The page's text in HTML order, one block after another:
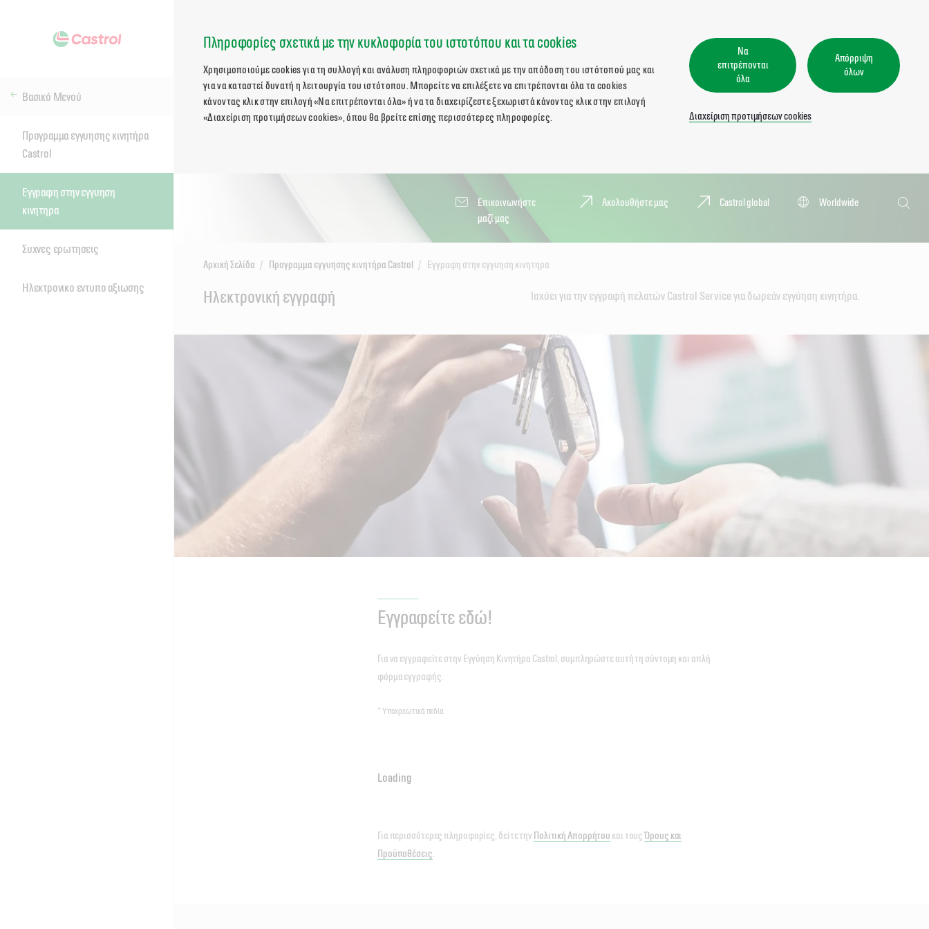
Πληροφορίες σχετικά με την κυκλοφορία του ιστοτόπου και τα cookies
Χρησιμοποιούμε cookies για τη συλλογή και ανάλυση πληροφοριών σχετικά με την απόδοση του ιστότοπού μας και
για να καταστεί δυνατή η λειτουργία του ιστότοπου. Μπορείτε να επιλέξετε να επιτρέπονται όλα τα cookies
κάνοντας κλικ στην επιλογή «Να επιτρέπονται όλα» ή να τα διαχειρίζεστε ξεχωριστά κάνοντας κλικ στην επιλογή
«Διαχείριση προτιμήσεων cookies», όπου θα βρείτε επίσης περισσότερες πληροφορίες.
Να
επιτρέπονται
όλα
Απόρριψη
όλων
Διαχείριση προτιμήσεων cookies
Επικοινωνήστε
μαζί μας
Ακολουθήστε μας Castrol global
Worldwide
Βασικό Μενού
Προγραμμα εγγυησης κινητήρα
Castrol
Εγγραφη στην εγγυηση
κινητηρα
Συχνες ερωτησεις
Ηλεκτρονικο εντυπο αξιωσης
Αρχική Σελίδα Προγραμμα εγγυησης κινητήρα Castrol Εγγραφη στην εγγυηση κινητηρα
Ηλεκτρονική εγγραφή Ισχύει για την εγγραφή πελατών Castrol Service για δωρεάν εγγύηση κινητήρα.
Εγγραφείτε εδώ!
Για να εγγραφείτε στην Εγγύηση Κινητήρα Castrol, συμπληρώστε αυτή τη σύντομη και απλή
φόρμα εγγραφής.
* Υποχρεωτικά πεδία
Loading
Για περισσότερες πληροφορίες, δείτε την Πολιτική Απορρήτου και τουςΌρους και
Προϋποθέσεις